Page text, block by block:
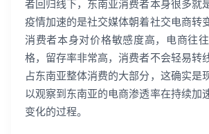
者回归线下，东南亚消费者本身很多就
疫情加速的是社交媒体朝着社交电商转
消费者本身对价格敏感度高，电商往
格，留存率非常高，消费者不会轻易转
占东南亚整体消费的大部分，这确实是
以观察到东南亚的电商渗透率在持续加
变化的过程。